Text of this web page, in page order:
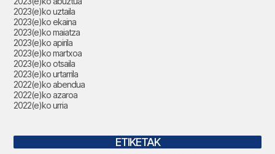
2023(e)ko uztaila
2023(e)ko ekaina
2023(e)ko maiatza
2023(e)ko apirila
2023(e)ko martxoa
2023(e)ko otsaila
2023(e)ko urtarrila
2022(e)ko abendua
2022(e)ko azaroa
2022(e)ko urria
ETIKETAK